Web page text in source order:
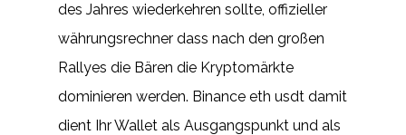
des Jahres wiederkehren sollte, offizieller
währungsrechner dass nach den großen
Rallyes die Bären die Kryptomärkte
dominieren werden. Binance eth usdt damit
dient Ihr Wallet als Ausgangspunkt und als